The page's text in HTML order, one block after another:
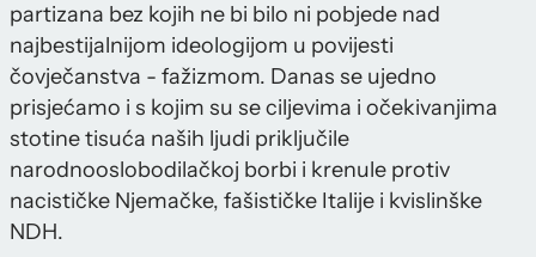
partizana bez kojih ne bi bilo ni pobjede nad
najbestijalnijom ideologijom u povijesti
čovječanstva - fažizmom. Danas se ujedno
prisjećamo i s kojim su se ciljevima i očekivanjima
stotine tisuća naših ljudi priključile
narodnooslobodilačkoj borbi i krenule protiv
nacističke Njemačke, fašističke Italije i kvislinške
NDH.